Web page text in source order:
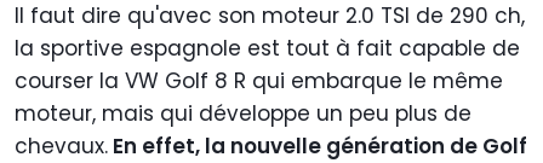
Il faut dire qu'avec son moteur 2.0 TSI de 290 ch,
la sportive espagnole est tout à fait capable de
courser la VW Golf 8 R qui embarque le même
moteur, mais qui développe un peu plus de
chevaux. En effet, la nouvelle génération de Golf